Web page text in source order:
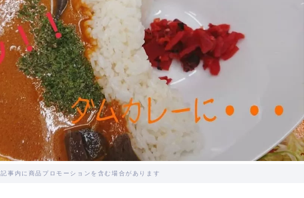
記事内に商品プロモーションを含む場合があります